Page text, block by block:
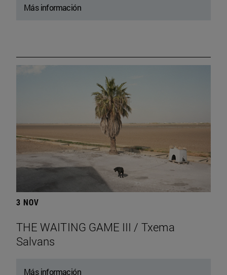
Más información
3 NOV
THE WAITING GAME III / Txema
Salvans
Más información